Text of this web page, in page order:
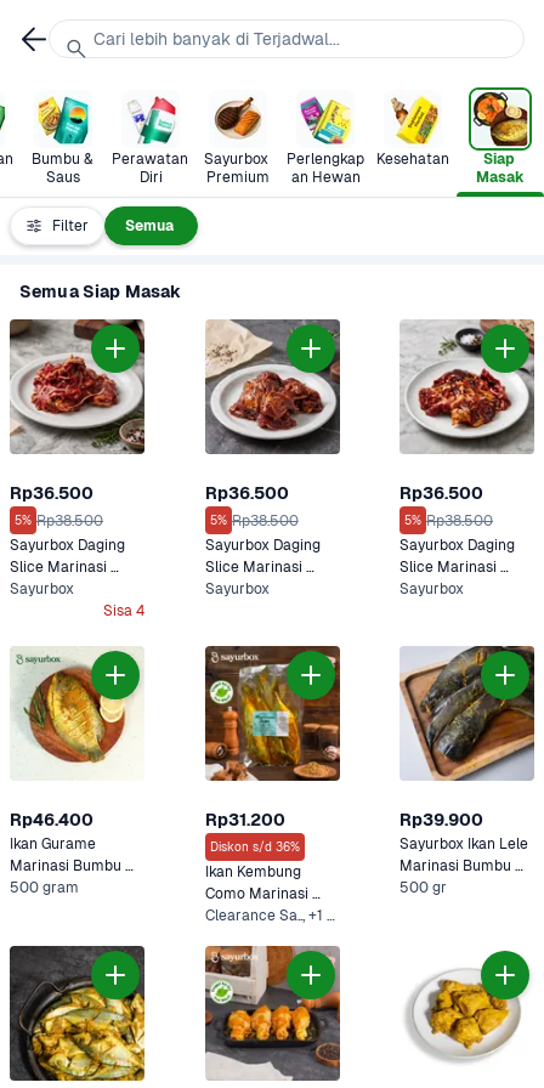
Bumbu &
Saus
Perawatan
Diri
Sayurbox
Premium
Perlengkap
an Hewan
Kesehatan
Siap
Masak
Filter Semua
Semua Siap Masak
Rp36.500
5% Rp38.500
Sayurbox Daging
Slice Marinasi
Barbeque 250
Sayurbox
Sisa 4
Rp36.500
5% Rp38.500
Sayurbox Daging
Slice Marinasi
Yakiniku 250 gram
Sayurbox
Rp36.500
5% Rp38.500
Sayurbox Daging
Slice Marinasi
Bulgogi 250 gram
Sayurbox
Rp46.400
Ikan Gurame
Marinasi Bumbu
Kuning Sayurbox
500 gram
Rp31.200
Diskon s/d 36%
Ikan Kembung
Como Marinasi
Bumbu Kuning
Clearance Sa.., +1 Lainnya
Rp39.900
Sayurbox Ikan Lele
Marinasi Bumbu
Kuning 400 - 500
500 gr
Cari lebih banyak di Terjadwal...